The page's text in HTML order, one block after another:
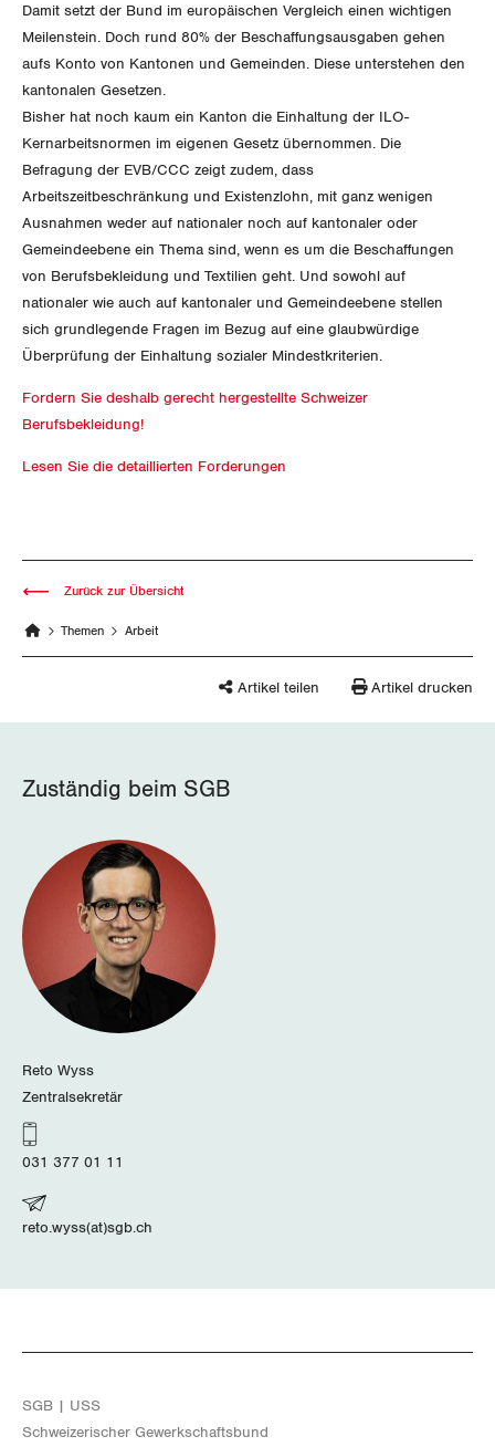
Obwalden
Schaffhausen
Schwyz
St. Gallen-Appenzell
Solothurn
Tessin
Thurgau
Waadt
Zürich
Damit setzt der Bund im europäischen Vergleich einen wichtigen
Meilenstein. Doch rund 80% der Beschaffungsausgaben gehen
aufs Konto von Kantonen und Gemeinden. Diese unterstehen den
kantonalen Gesetzen.
Bisher hat noch kaum ein Kanton die Einhaltung der ILO-
Kernarbeitsnormen im eigenen Gesetz übernommen. Die
Befragung der EVB/CCC zeigt zudem, dass
Arbeitszeitbeschränkung und Existenzlohn, mit ganz wenigen
Ausnahmen weder auf nationaler noch auf kantonaler oder
Gemeindeebene ein Thema sind, wenn es um die Beschaffungen
von Berufsbekleidung und Textilien geht. Und sowohl auf
nationaler wie auch auf kantonaler und Gemeindeebene stellen
sich grundlegende Fragen im Bezug auf eine glaubwürdige
Überprüfung der Einhaltung sozialer Mindestkriterien.
Fordern Sie deshalb gerecht hergestellte Schweizer
Berufsbekleidung!
Lesen Sie die detaillierten Forderungen
Themen Arbeit
Zurück zur Übersicht
Artikel teilen Artikel drucken
Zuständig beim SGB
Reto Wyss
Zentralsekretär
031 377 01 11
reto.wyss(at)sgb.ch
SGB | USS
Schwei­ze­ri­scher Ge­werk­schafts­bund